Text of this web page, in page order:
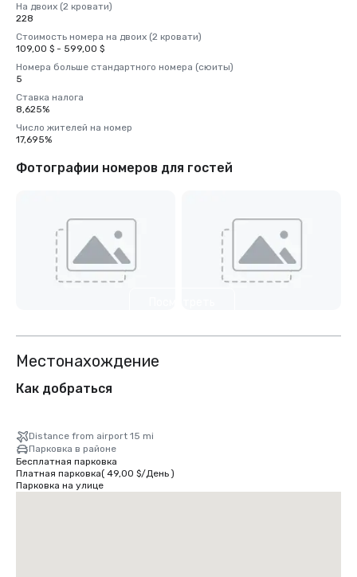
На двоих (2 кровати)
228
Стоимость номера на двоих (2 кровати)
109,00 $ - 599,00 $
Номера больше стандартного номера (сюиты)
5
Ставка налога
8,625%
Число жителей на номер
17,695%
Фотографии номеров для гостей
Местонахождение
Как добраться
Distance from airport 15 mi
Парковка в районе
Бесплатная парковка
Платная парковка( 49,00 $/День)
Парковка на улице